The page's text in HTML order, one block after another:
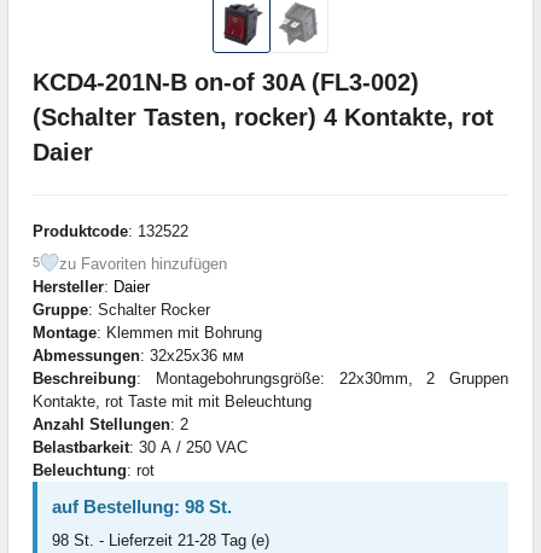
KCD4-201N-B on-of 30A (FL3-002)
(Schalter Tasten, rocker) 4 Kontakte, rot
Daier
Produktcode: 132522
5
zu Favoriten hinzufügen
Hersteller: Daier
Gruppe: Schalter Rocker
Montage: Klemmen mit Bohrung
Abmessungen: 32x25x36 мм
Beschreibung: Montagebohrungsgröße: 22x30mm, 2 Gruppen
Kontakte, rot Taste mit mit Beleuchtung
Anzahl Stellungen: 2
Belastbarkeit: 30 А / 250 VAC
Beleuchtung: rot
auf Bestellung: 98 St.
98 St. - Lieferzeit 21-28 Tag (e)